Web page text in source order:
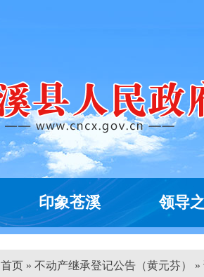
印象苍溪 领导
首页 » 不动产继承登记公告（黄元芬） »